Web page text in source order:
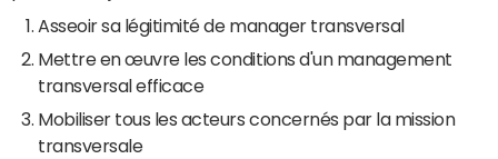
Asseoir sa légitimité de manager transversal
Mettre en œuvre les conditions d'un management
transversal efficace
Mobiliser tous les acteurs concernés par la mission
transversale